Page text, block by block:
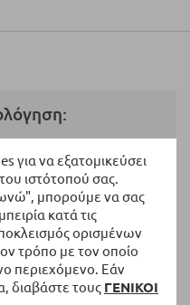
για να εξατομικεύσει
ιστότοπού σας.
μπορούμε να σας
κατά τις
ορισμένων
τρόπο με τον οποίο
περιεχόμενο. Εάν
διαβάστε τους ΓΕΝΙΚΟΙ